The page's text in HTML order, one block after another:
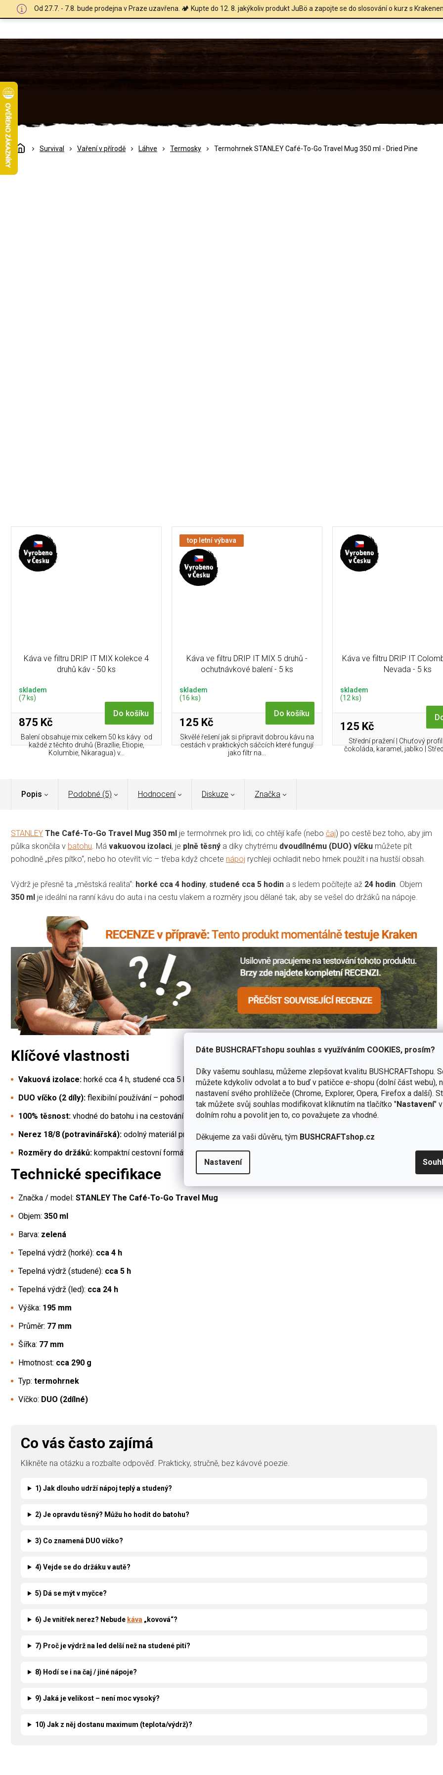
Dáte BUSHCRAFTshopu souhlas s využíváním COOKIES, prosím?
Díky vašemu souhlasu, můžeme zlepšovat kvalitu BUSHCRAFTshopu.
můžete kdykoliv odvolat a to buď v patičce e-shopu (dolní část webu),
nastavení svého prohlížeče (Chrome, Explorer, Opera, Firefox a další).
tak můžete svůj souhlas modifikovat kliknutím na tlačítko "Nastavení"
dolním rohu a povolit jen to, co považujete za vhodné.
Děkujeme za vaši důvěru, tým BUSHCRAFTshop.cz
Nastavení
Od 27.7. - 7.8. bude prodejna v Praze uzavřena. 🏕️ Kupte do 12. 8. jakýkoliv produkt JuBö a zapojte se do slosování o kurz s
DomůSurvival Vaření v přírodě Láhve Termosky Termohrnek STANLEY Café-To-Go Travel Mug 350 ml - Dried Pine
Káva ve filtru DRIP IT MIX kolekce 4
druhů káv - 50 ks
skladem
(7 ks)
875 Kč
Do košíku
Balení obsahuje mix celkem 50 ks kávy od
každé z těchto druhů (Brazílie, Etiopie,
Kolumbie, Nikaragua) v...
top letní výbava
Káva ve filtru DRIP IT MIX 5 druhů -
ochutnávkové balení - 5 ks
skladem
(16 ks)
125 Kč
Do košíku
Skvělé řešení jak si připravit dobrou kávu na
cestách v praktických sáčcích které fungují
jako filtr na...
Káva ve filtru DRIP IT
Nevada - 5 ks
skladem
(12 ks)
125 Kč
Střední pražení | Chuťový
čokoláda, karamel, jablko |
Popis Podobné (5) Hodnocení Diskuze Značka
STANLEY The Café-To-Go Travel Mug 350 ml je termohrnek pro lidi, co chtějí kafe (nebo čaj) po cestě bez toho, aby jim
půlka skončila v batohu. Má vakuovou izolaci, je plně těsný a díky chytrému dvoudílnému (DUO) víčku můžete pít
pohodlně „přes pítko“, nebo ho otevřít víc – třeba když chcete nápoj rychleji ochladit nebo hrnek použít i na hustší obsah.
Výdrž je přesně ta „městská realita“: horké cca 4 hodiny, studené cca 5 hodin a s ledem počítejte až 24 hodin. Objem
350 ml je ideální na ranní kávu do auta i na cestu vlakem a rozměry jsou dělané tak, aby se vešel do držáků na nápoje.
Klíčové vlastnosti
Vakuová izolace: horké cca 4 h, studené cca 5 h, led až 24 h.
DUO víčko (2 díly): flexibilní používání – pohodlné pití i širší otevření.
100% těsnost: vhodné do batohu i na cestování (bez „kávovémapy“).
Nerez 18/8 (potravinářská): odolný materiál pro každodenní provoz.
Rozměry do držáků: kompaktní cestovní formát.
Technické specifikace
Značka / model: STANLEY The Café-To-Go Travel Mug
Objem: 350 ml
Barva: zelená
Tepelná výdrž (horké): cca 4 h
Tepelná výdrž (studené): cca 5 h
Tepelná výdrž (led): cca 24 h
Výška: 195 mm
Průměr: 77 mm
Šířka: 77 mm
Hmotnost: cca 290 g
Typ: termohrnek
Víčko: DUO (2dílné)
Co vás často zajímá
Klikněte na otázku a rozbalte odpověď. Prakticky, stručně, bez kávové poezie.
1) Jak dlouho udrží nápoj teplý a studený?
2) Je opravdu těsný? Můžu ho hodit do batohu?
3) Co znamená DUO víčko?
4) Vejde se do držáku v autě?
5) Dá se mýt v myčce?
6) Je vnitřek nerez? Nebude káva „kovová“?
7) Proč je výdrž na led delší než na studené pití?
8) Hodí se i na čaj / jiné nápoje?
9) Jaká je velikost – není moc vysoký?
10) Jak z něj dostanu maximum (teplota/výdrž)?